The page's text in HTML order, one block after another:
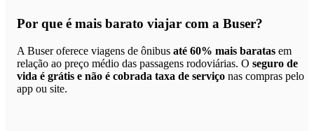
Por que é mais barato viajar com a Buser?
A Buser oferece viagens de ônibus até 60% mais baratas em
relação ao preço médio das passagens rodoviárias. O seguro de
vida é grátis e não é cobrada taxa de serviço nas compras pelo
app ou site.